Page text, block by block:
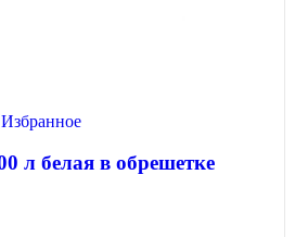
Избранное
л белая в обрешетке